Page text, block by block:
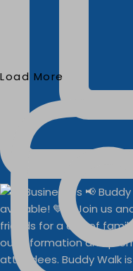
Load More